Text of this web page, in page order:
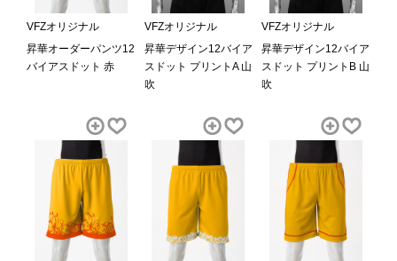
VFZオリジナル
昇華オーダーパンツ12
バイアスドット 赤
VFZオリジナル
昇華デザイン12バイア
スドット プリントA 山
吹
VFZオリジナル
昇華デザイン12バイア
スドット プリントB 山
吹